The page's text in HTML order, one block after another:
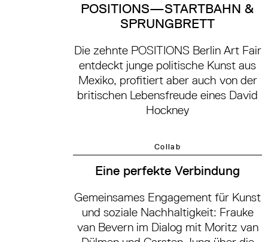
POSITIONS—STARTBAHN &
SPRUNGBRETT
Die zehnte POSITIONS Berlin Art Fair
entdeckt junge politische Kunst aus
Mexiko, profitiert aber auch von der
britischen Lebensfreude eines David
Hockney
Collab
Eine perfekte Verbindung
Gemeinsames Engagement für Kunst
und soziale Nachhaltigkeit: Frauke
van Bevern im Dialog mit Moritz van